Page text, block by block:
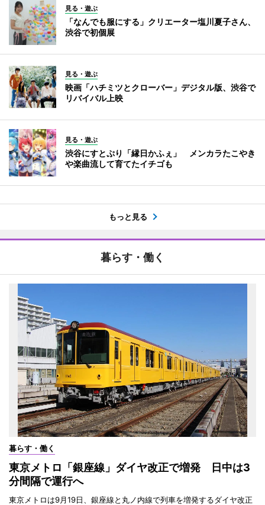
見る・遊ぶ
「なんでも服にする」クリエーター塩川夏子さん、
渋谷で初個展
見る・遊ぶ
映画「ハチミツとクローバー」デジタル版、渋谷で
リバイバル上映
見る・遊ぶ
渋谷にすとぷり「縁日かふぇ」 メンカラたこやき
や楽曲流して育てたイチゴも
もっと見る
暮らす・働く
暮らす・働く
東京メトロ「銀座線」ダイヤ改正で増発 日中は3
分間隔で運行へ
東京メトロは9月19日、銀座線と丸ノ内線で列車を増発するダイヤ改正